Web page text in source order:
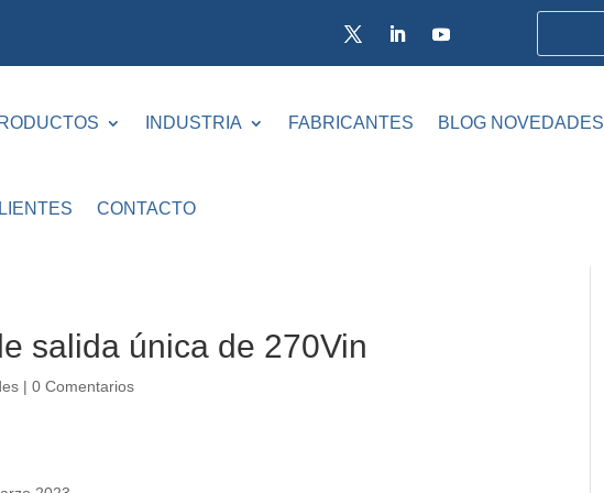
INDUSTRIA FABRICANTES BLOG NOVEDADES
CONTACTO
salida única de 270Vin
|0 Comentarios